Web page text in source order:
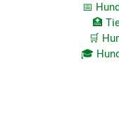
📅
🏥
🛒
🎓